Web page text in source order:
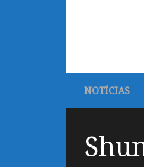
NOTÍCIAS